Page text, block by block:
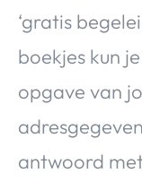
‘gratis
boekjes kun
opgave van
antwoord